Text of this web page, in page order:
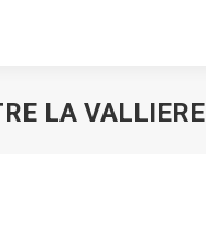
LA VALLIERE